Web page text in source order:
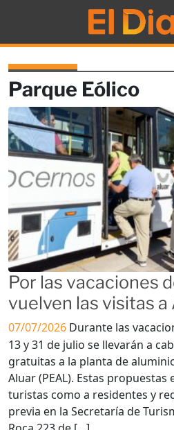
Parque Eólico
Por las vacaciones
vuelven las visitas a
07/07/2026 Durante las
13 y 31 de julio se llevarán a
gratuitas a la planta de
Aluar (PEAL). Estas
turistas como a residentes y
previa en la Secretaría de